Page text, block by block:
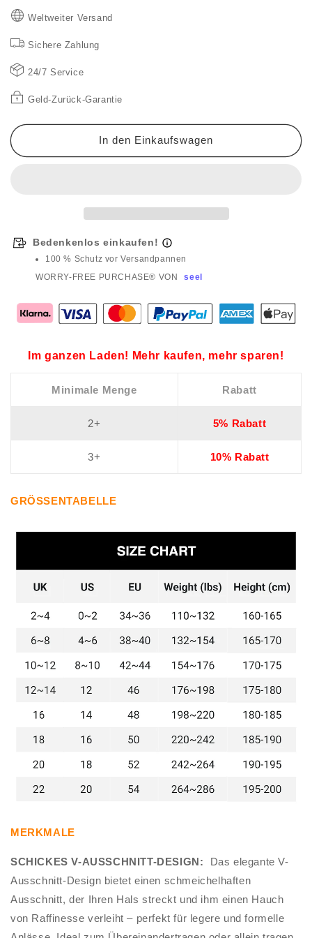
Top
mit
V-
Ausschnitt,
Blumenmuster,
Ärmeln
Rüschensaum
Frühlingsangebot
mit
Ausschnitt,
Blumenmuster,
Ärmeln
Rüschensaum
Frühlingsangebot
Weltweiter Versand
Sichere Zahlung
24/7 Service
Geld-Zurück-Garantie
In den Einkaufswagen
Bedenkenlos einkaufen!
100 % Schutz vor Versandpannen
WORRY-FREE PURCHASE® VON
seel
Im ganzen Laden! Mehr kaufen, mehr sparen!
Minimale Menge Rabatt
2+ 5% Rabatt
3+ 10% Rabatt
GRÖSSENTABELLE
MERKMALE
SCHICKES V-AUSSCHNITT-DESIGN: Das elegante V-
Ausschnitt-Design bietet einen schmeichelhaften
Ausschnitt, der Ihren Hals streckt und ihm einen Hauch
von Raffinesse verleiht – perfekt für legere und formelle